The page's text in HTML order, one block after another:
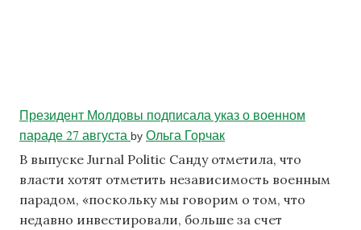
Президент Молдовы подписала указ о военном
параде 27 августа by Ольга Горчак
В выпуске Jurnal Politic Санду отметила, что
власти хотят отметить независимость военным
парадом, «поскольку мы говорим о том, что
недавно инвестировали, больше за счет